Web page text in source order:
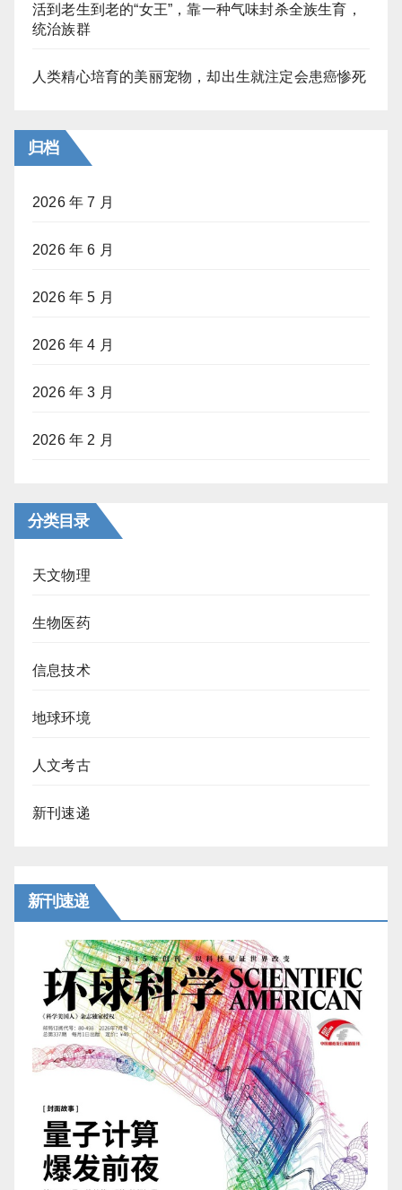
活到老生到老的“女王”，靠一种气味封杀全族生育，
统治族群
人类精心培育的美丽宠物，却出生就注定会患癌惨死
归档
2026 年 7 月
2026 年 6 月
2026 年 5 月
2026 年 4 月
2026 年 3 月
2026 年 2 月
分类目录
天文物理
生物医药
信息技术
地球环境
人文考古
新刊速递
新刊速递